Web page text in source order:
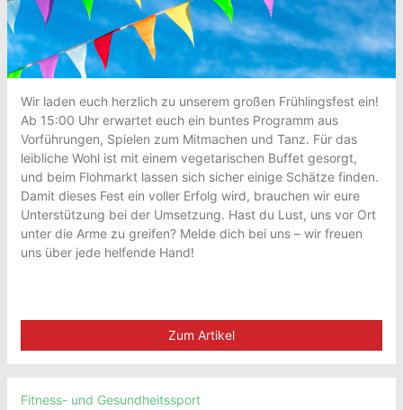
Wir laden euch herzlich zu unserem großen Frühlingsfest ein!
Ab 15:00 Uhr erwartet euch ein buntes Programm aus
Vorführungen, Spielen zum Mitmachen und Tanz. Für das
leibliche Wohl ist mit einem vegetarischen Buffet gesorgt,
und beim Flohmarkt lassen sich sicher einige Schätze finden.
Damit dieses Fest ein voller Erfolg wird, brauchen wir eure
Unterstützung bei der Umsetzung. Hast du Lust, uns vor Ort
unter die Arme zu greifen? Melde dich bei uns – wir freuen
uns über jede helfende Hand!
Zum Artikel
Fitness- und Gesundheitssport